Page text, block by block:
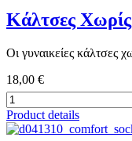
Κάλτσες
Οι γυναικείες κάλτσες
18,00 €
Product details